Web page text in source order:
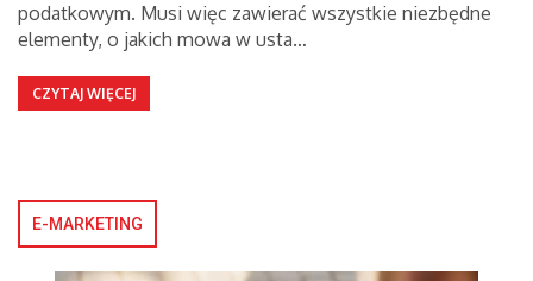
podatkowym. Musi więc zawierać wszystkie niezbędne
elementy, o jakich mowa w usta…
CZYTAJ WIĘCEJ
E-MARKETING